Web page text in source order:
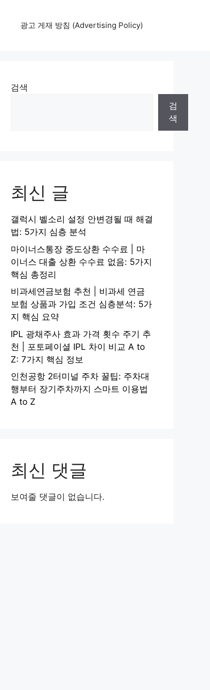
광고 게재 방침 (Advertising Policy)
검색
검
색
최신 글
갤럭시 벨소리 설정 안변경될 때 해결
법: 5가지 심층 분석
마이너스통장 중도상환 수수료 | 마
이너스 대출 상환 수수료 없음: 5가지
핵심 총정리
비과세연금보험 추천 | 비과세 연금
보험 상품과 가입 조건 심층분석: 5가
지 핵심 요약
IPL 광채주사 효과 가격 횟수 주기 추
천 | 포토페이셜 IPL 차이 비교 A to
Z: 7가지 핵심 정보
인천공항 2터미널 주차 꿀팁: 주차대
행부터 장기주차까지 스마트 이용법
A to Z
최신 댓글
보여줄 댓글이 없습니다.